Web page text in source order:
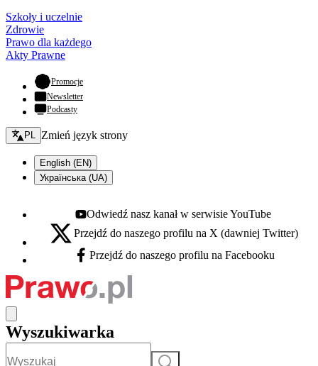
Szkoły i uczelnie
Zdrowie
Prawo dla każdego
Akty Prawne
Promocje- otwiera się w nowej karcie
Newsletter
Podcasty
Zmień język - bieżący:
PL Zmień język strony
English (EN)
Українська (UA)
Youtube - otwiera się w nowej karcie
Odwiedź nasz kanał w serwisie YouTube
X - otwiera się w nowej karcie
Przejdź do naszego profilu na X (dawniej Twitter)
Facebook - otwiera się w nowej karcie
Przejdź do naszego profilu na Facebooku
Wyszukiwarka
Szukaj